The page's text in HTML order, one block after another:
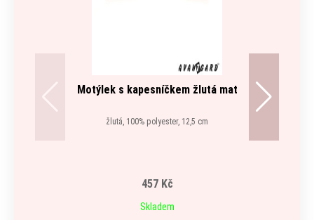
Motýlek s kapesníčkem žlutá mat
žlutá, 100% polyester, 12,5 cm
457 Kč
Skladem